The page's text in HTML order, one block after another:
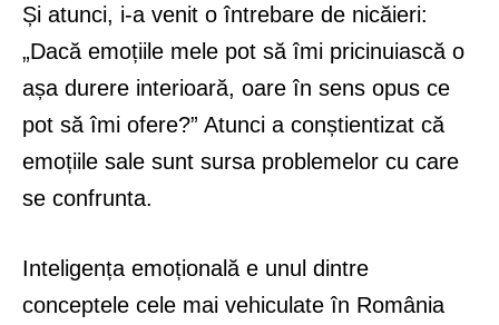
Și atunci, i-a venit o întrebare de nicăieri:
„Dacă emoțiile mele pot să îmi pricinuiască o
așa durere interioară, oare în sens opus ce
pot să îmi ofere?” Atunci a conștientizat că
emoțiile sale sunt sursa problemelor cu care
se confrunta.
Inteligența emoțională e unul dintre
conceptele cele mai vehiculate în România